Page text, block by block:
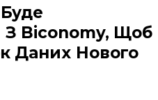
З Biconomy, Щоб
Даних Нового